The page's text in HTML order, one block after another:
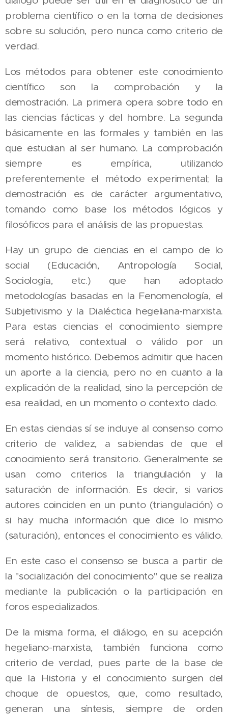
problema científico o en la toma de decisiones
sobre su solución, pero nunca como criterio de
verdad.
Los métodos para obtener este conocimiento
científico son la comprobación y la
demostración. La primera opera sobre todo en
las ciencias fácticas y del hombre. La segunda
básicamente en las formales y también en las
que estudian al ser humano. La comprobación
siempre es empírica, utilizando
preferentemente el método experimental; la
demostración es de carácter argumentativo,
tomando como base los métodos lógicos y
filosóficos para el análisis de las propuestas.
Hay un grupo de ciencias en el campo de lo
social (Educación, Antropología Social,
Sociología, etc.) que han adoptado
metodologías basadas en la Fenomenología, el
Subjetivismo y la Dialéctica hegeliana-marxista.
Para estas ciencias el conocimiento siempre
será relativo, contextual o válido por un
momento histórico. Debemos admitir que hacen
un aporte a la ciencia, pero no en cuanto a la
explicación de la realidad, sino la percepción de
esa realidad, en un momento o contexto dado.
En estas ciencias sí se incluye al consenso como
criterio de validez, a sabiendas de que el
conocimiento será transitorio. Generalmente se
usan como criterios la triangulación y la
saturación de información. Es decir, si varios
autores coinciden en un punto (triangulación) o
si hay mucha información que dice lo mismo
(saturación), entonces el conocimiento es válido.
En este caso el consenso se busca a partir de
la "socialización del conocimiento" que se realiza
mediante la publicación o la participación en
foros especializados.
De la misma forma, el diálogo, en su acepción
hegeliano-marxista, también funciona como
criterio de verdad, pues parte de la base de
que la Historia y el conocimiento surgen del
choque de opuestos, que, como resultado,
generan una síntesis, siempre de orden